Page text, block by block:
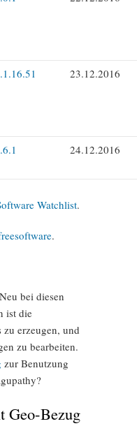
23.12.2016
24.12.2016
Watchlist.
.
bei diesen
ist die
erzeugen, und
zu bearbeiten.
zur Benutzung
Geo-Bezug